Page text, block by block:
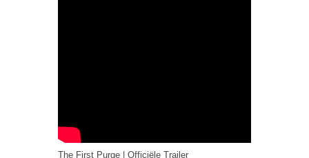
The First Purge | Officiële Trailer